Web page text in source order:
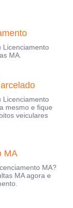
Licenciamento
MA.
Licenciamento
mesmo e fique
veiculares
MA
MA?
MA agora e